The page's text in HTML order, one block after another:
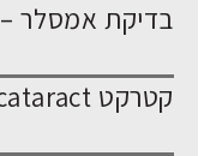
בדיקת אמסלר – Amsler grid
קטרקט cataract